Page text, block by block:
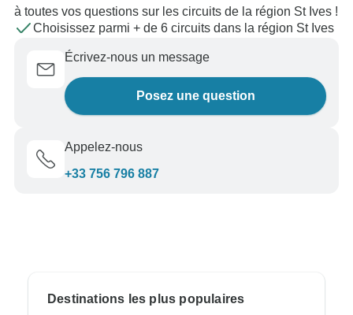
à toutes vos questions sur les circuits de la région St Ives !
Choisissez parmi + de 6 circuits dans la région St Ives
Écrivez-nous un message
Posez une question
Appelez-nous
+33 756 796 887
Destinations les plus populaires